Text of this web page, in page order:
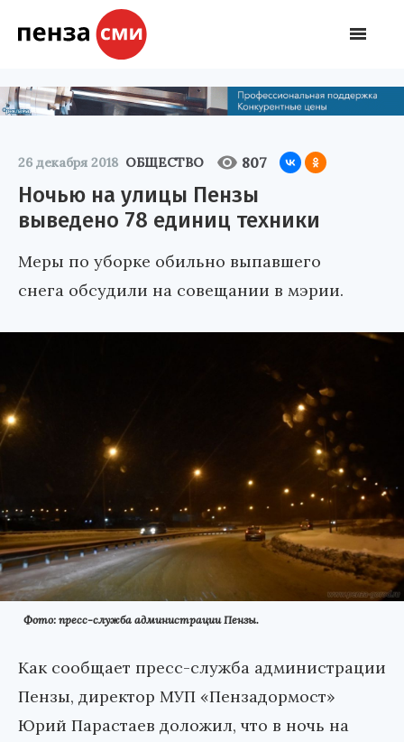
26 декабря 2018 ОБЩЕСТВО 807
Ночью на улицы Пензы
выведено 78 единиц техники
Меры по уборке обильно выпавшего
снега обсудили на совещании в мэрии.
Фото: пресс-служба администрации Пензы.
Как сообщает пресс-служба администрации
Пензы, директор МУП «Пензадормост»
Юрий Парастаев доложил, что в ночь на